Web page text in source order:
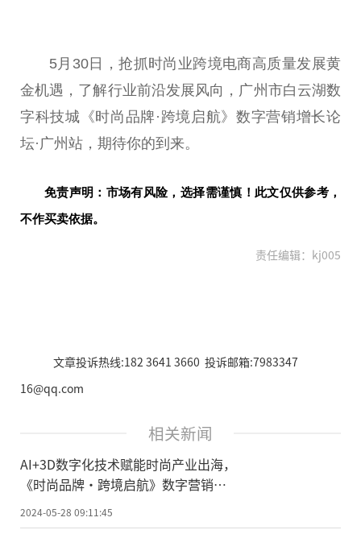
5月30日，抢抓时尚业跨境电商高质量发展黄
金机遇，了解行业前沿发展风向，广州市白云湖数
字科技城《时尚品牌·跨境启航》数字营销增长论
坛·广州站，期待你的到来。
免责声明：市场有风险，选择需谨慎！此文仅供参考，
不作买卖依据。
责任编辑：kj005
文章投诉热线:182 3641 3660 投诉邮箱:7983347
16@qq.com
相关新闻
AI+3D数字化技术赋能时尚产业出海，
《时尚品牌·跨境启航》数字营销增
2024-05-28 09:11:45